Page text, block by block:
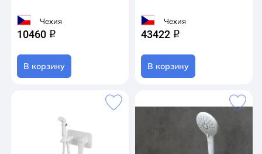
Чехия
10460 q
В корзину
Чехия
43422 q
В корзину